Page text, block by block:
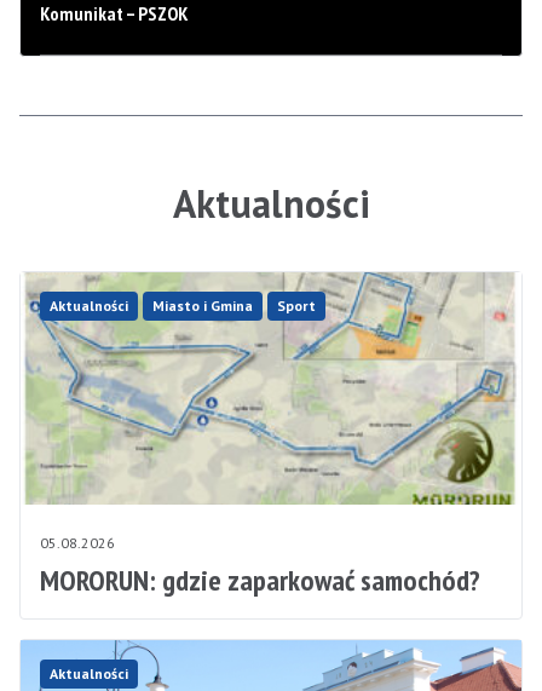
Komunikat – PSZOK
Aktualności
Aktualności Miasto i Gmina Sport
05.08.2026
MORORUN: gdzie zaparkować samochód?
Aktualności